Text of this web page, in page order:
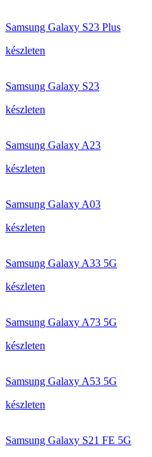
Samsung Galaxy S23 Plus
készleten
Samsung Galaxy S23
készleten
Samsung Galaxy A23
készleten
Samsung Galaxy A03
készleten
Samsung Galaxy A33 5G
készleten
Samsung Galaxy A73 5G
készleten
Samsung Galaxy A53 5G
készleten
Samsung Galaxy S21 FE 5G